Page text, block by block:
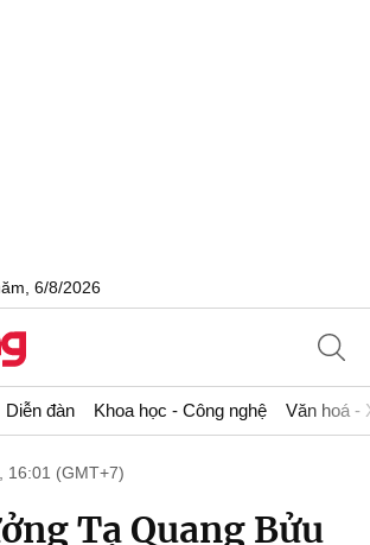
6/8/2026
Diễn đàn Khoa học - Công nghệ Văn hoá -
16:01 (GMT+7)
Tạ Quang Bửu